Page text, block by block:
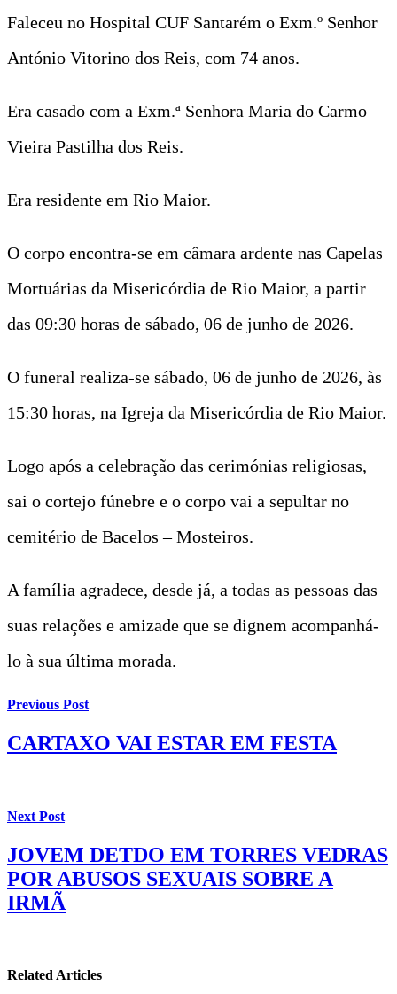
Faleceu no Hospital CUF Santarém o Exm.º Senhor
António Vitorino dos Reis, com 74 anos.
Era casado com a Exm.ª Senhora Maria do Carmo
Vieira Pastilha dos Reis.
Era residente em Rio Maior.
O corpo encontra-se em câmara ardente nas Capelas
Mortuárias da Misericórdia de Rio Maior, a partir
das 09:30 horas de sábado, 06 de junho de 2026.
O funeral realiza-se sábado, 06 de junho de 2026, às
15:30 horas, na Igreja da Misericórdia de Rio Maior.
Logo após a celebração das cerimónias religiosas,
sai o cortejo fúnebre e o corpo vai a sepultar no
cemitério de Bacelos – Mosteiros.
A família agradece, desde já, a todas as pessoas das
suas relações e amizade que se dignem acompanhá-
lo à sua última morada.
Previous Post
CARTAXO VAI ESTAR EM FESTA
Next Post
JOVEM DETDO EM TORRES VEDRAS
POR ABUSOS SEXUAIS SOBRE A
IRMÃ
Related Articles